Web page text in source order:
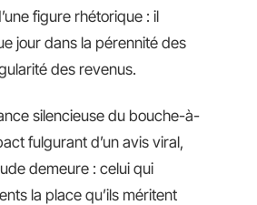
figure rhétorique : il
jour dans la pérennité des
des revenus.
silencieuse du bouche-à-
fulgurant d’un avis viral,
demeure : celui qui
la place qu’ils méritent